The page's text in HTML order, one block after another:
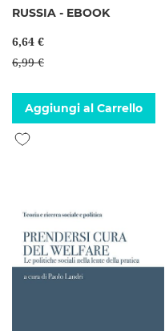
RUSSIA - EBOOK
6,64 €
6,99 €
Aggiungi al Carrello
Aggiungi alla lista desideri